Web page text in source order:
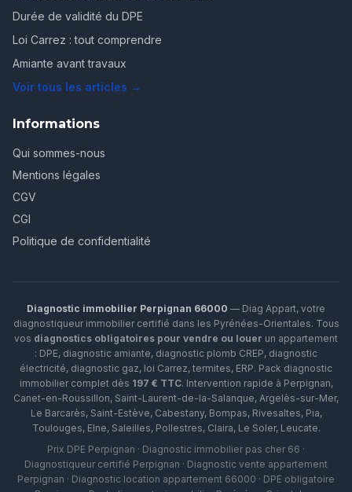
Durée de validité du DPE
Loi Carrez : tout comprendre
Amiante avant travaux
Voir tous les articles →
Informations
Qui sommes-nous
Mentions légales
CGV
CGI
Politique de confidentialité
Diagnostic immobilier Perpignan 66000 — Diag Appart, votre
diagnostiqueur immobilier certifié dans les Pyrénées-Orientales. Tous
vos diagnostics obligatoires pour vendre ou louer un appartement
: DPE, diagnostic amiante, diagnostic plomb CREP, diagnostic
électricité, diagnostic gaz, loi Carrez, termites, ERP. Pack diagnostic
immobilier complet dès 197 € TTC. Intervention rapide à Perpignan,
Canet-en-Roussillon, Saint-Laurent-de-la-Salanque, Argelès-sur-Mer,
Le Barcarès, Saint-Estève, Cabestany, Bompas, Rivesaltes, Pia,
Toulouges, Elne, Saleilles, Pollestres, Claira, Le Soler, Leucate.
Prix DPE Perpignan · Diagnostic immobilier pas cher 66 ·
Diagnostiqueur certifié Perpignan · Diagnostic vente appartement
Perpignan · Diagnostic location appartement 66000 · DPE obligatoire